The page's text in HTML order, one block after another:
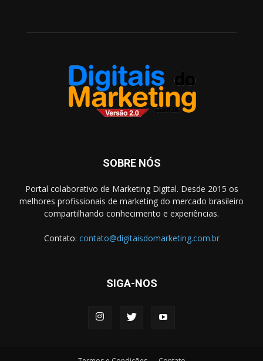
SOBRE NÓS
Portal colaborativo de Marketing Digital. Desde 2015 os
melhores profissionais de marketing do mercado brasileiro
compartilhando conhecimento e experiências.
Contato: contato@digitaisdomarketing.com.br
SIGA-NOS